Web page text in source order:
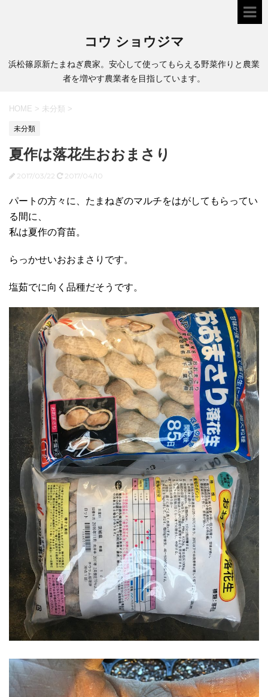
コウ ショウジマ
浜松篠原新たまねぎ農家。安心して使ってもらえる野菜作りと農業
者を増やす農業者を目指しています。
HOME > 未分類 >
未分類
夏作は落花生おおまさり
2017/03/22 2017/04/10
パートの方々に、たまねぎのマルチをはがしてもらってい
る間に、
私は夏作の育苗。
らっかせいおおまさりです。
塩茹でに向く品種だそうです。